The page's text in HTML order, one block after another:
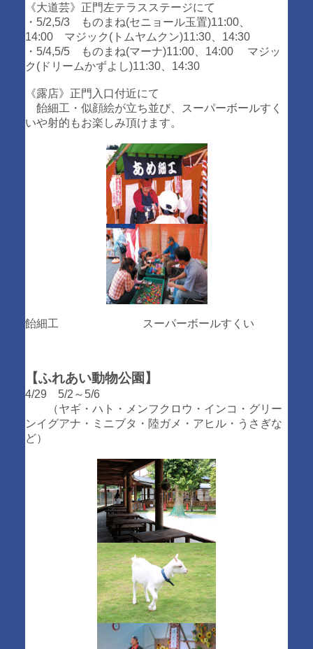
《大道芸》正門左テラスステージにて
・5/2,5/3 ものまね(セニョール玉置)11:00、
14:00 マジック(トムヤムクン)11:30、14:30
・5/4,5/5 ものまね(マーナ)11:00、14:00 マジッ
ク(ドリームかずよし)11:30、14:30
《露店》正門入口付近にて
飴細工・似顔絵が立ち並び、スーパーボールすく
いや射的もお楽しみ頂けます。
飴細工 スーパーボールすくい
【ふれあい動物公園】
4/29 5/2～5/6
（ヤギ・ハト・メンフクロウ・インコ・グリー
ンイグアナ・ミニブタ・陸ガメ・アヒル・うさぎな
ど）